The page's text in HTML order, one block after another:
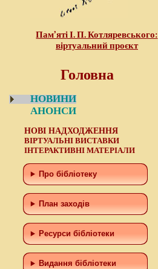
Пам’яті І. П. Котляревського:
віртуальний проєкт
Головна
НОВИНИ
АНОНСИ
НОВІ НАДХОДЖЕННЯ
ВІРТУАЛЬНІ ВИСТАВКИ
ІНТЕРАКТИВНІ МАТЕРІАЛИ
Про бібліотеку
План заходів
Ресурси бібліотеки
Видання бібліотеки